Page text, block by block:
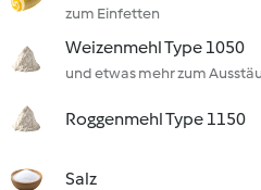
zum Einfetten
Weizenmehl Type 1050
und etwas mehr zum
Roggenmehl Type 1150
Salz